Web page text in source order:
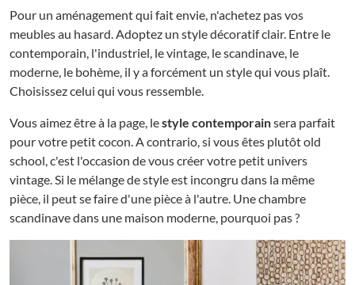
Pour un aménagement qui fait envie, n'achetez pas vos
meubles au hasard. Adoptez un style décoratif clair. Entre le
contemporain, l'industriel, le vintage, le scandinave, le
moderne, le bohème, il y a forcément un style qui vous plaît.
Choisissez celui qui vous ressemble.
Vous aimez être à la page, lestyle contemporainsera parfait
pour votre petit cocon. A contrario, si vous êtes plutôt old
school, c'est l'occasion de vous créer votre petit univers
vintage. Si le mélange de style est incongru dans la même
pièce, il peut se faire d'une pièce à l'autre. Une chambre
scandinave dans une maison moderne, pourquoi pas ?